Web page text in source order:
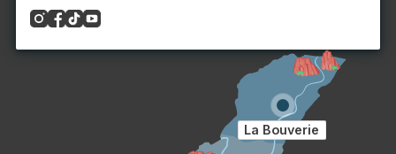
La Bouverie